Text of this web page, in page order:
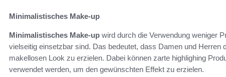
Minimalistisches Make-up
Minimalistisches Make-up wird durch die Verwendung weniger
vielseitig einsetzbar sind. Das bedeutet, dass Damen und Herren
makellosen Look zu erzielen. Dabei können zarte highlighing
verwendet werden, um den gewünschten Effekt zu erzielen.